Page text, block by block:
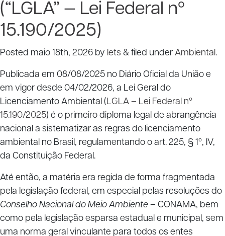
(“LGLA” — Lei Federal nº
15.190/2025)
Posted maio 18th, 2026 by lets & filed under Ambiental.
Publicada em 08/08/2025 no Diário Oficial da União e
em vigor desde 04/02/2026, a Lei Geral do
Licenciamento Ambiental (LGLA – Lei Federal nº
15.190/2025) é o primeiro diploma legal de abrangência
nacional a sistematizar as regras do licenciamento
ambiental no Brasil, regulamentando o art. 225, § 1º, IV,
da Constituição Federal.
Até então, a matéria era regida de forma fragmentada
pela legislação federal, em especial pelas resoluções do
Conselho Nacional do Meio Ambiente – CONAMA, bem
como pela legislação esparsa estadual e municipal, sem
uma norma geral vinculante para todos os entes